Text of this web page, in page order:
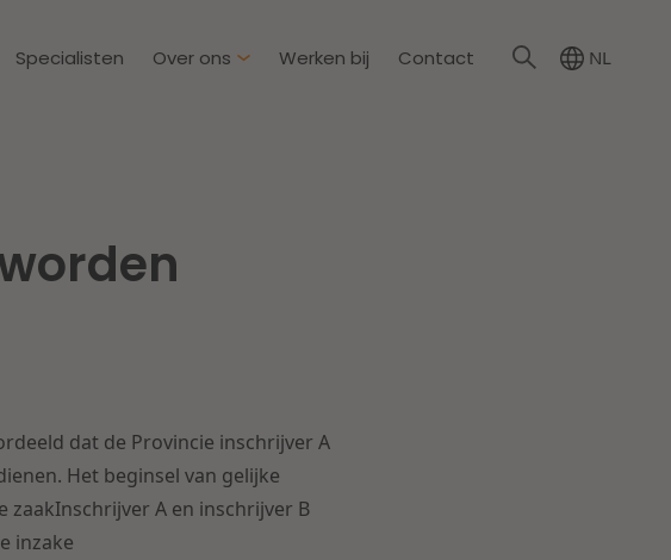
Overheid & Omgeving
Litigation
kansen en
Specialisten Over ons
Nieuws
Werken bij Contact NL
dat de Provincie inschrijver A
Het beginsel van gelijke
A en inschrijver B
inzake